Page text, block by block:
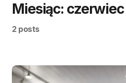
Miesiąc:
2 posts